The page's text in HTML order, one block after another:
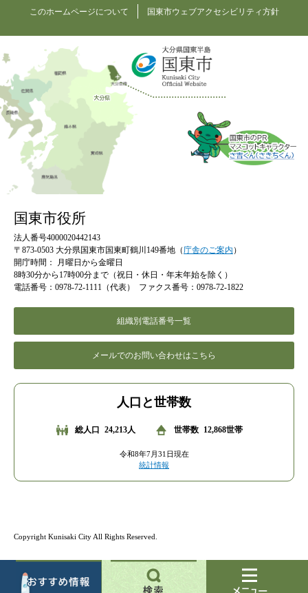
このホームページについて 国東市ウェブアクセシビリティ方針
国東市役所
法人番号4000020442143
〒873-0503 大分県国東市国東町鶴川149番地（庁舎のご案内 ）
開庁時間：
月曜日から金曜日
8時30分から17時00分まで（祝日・休日・年末年始を除く）
電話番号：0978-72-1111（代表）
ファクス番号：0978-72-1822
組織別電話番号一覧
メールでのお問い合わせはこちら
人口と世帯数
総人口 24,213人 世帯数 12,868世帯
令和8年7月31日現在
統計情報
Copyright Kunisaki City All Rights Reserved.